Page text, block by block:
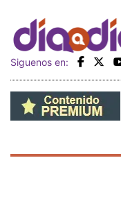
Siguenos en: